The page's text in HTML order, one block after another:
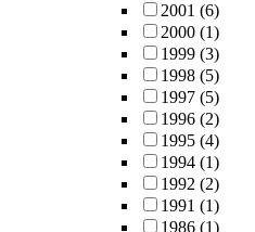
2001 (6)
2000 (1)
1999 (3)
1998 (5)
1997 (5)
1996 (2)
1995 (4)
1994 (1)
1992 (2)
1991 (1)
1986 (1)